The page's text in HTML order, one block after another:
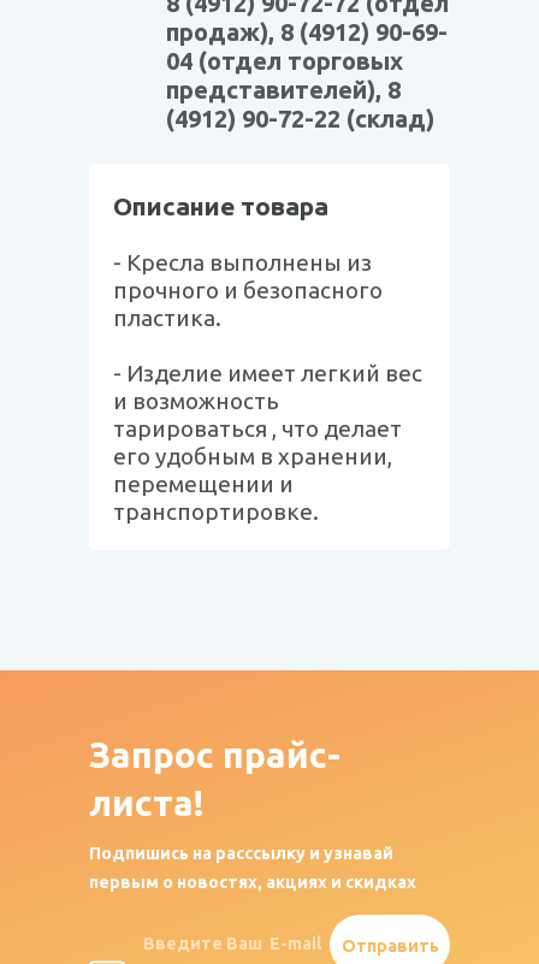
продаж), 8 (4912) 90-69-
04 (отдел торговых
представителей), 8
(4912) 90-72-22 (склад)
Описание товара
- Кресла выполнены из
прочного и безопасного
пластика.
- Изделие имеет легкий вес
и возможность
тарироваться , что делает
его удобным в хранении,
перемещении и
транспортировке.
Запрос прайс-
листа!
Подпишись на расссылку и узнавай
первым о новостях, акциях и скидках